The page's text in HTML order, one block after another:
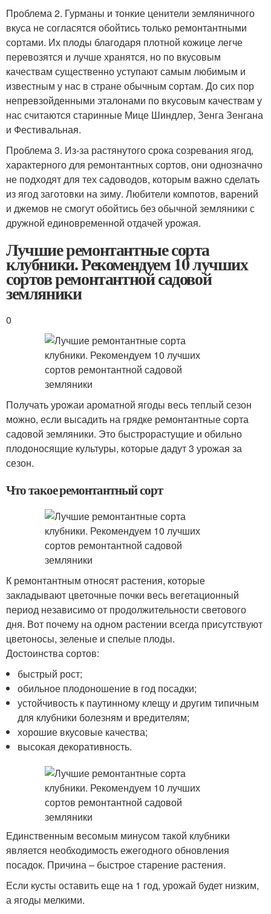
Проблема 2. Гурманы и тонкие ценители земляничного
вкуса не согласятся обойтись только ремонтантными
сортами. Их плоды благодаря плотной кожице легче
перевозятся и лучше хранятся, но по вкусовым
качествам существенно уступают самым любимым и
известным у нас в стране обычным сортам. До сих пор
непревзойденными эталонами по вкусовым качествам у
нас считаются старинные Мице Шиндлер, Зенга Зенгана
и Фестивальная.
Проблема 3. Из-за растянутого срока созревания ягод,
характерного для ремонтантных сортов, они однозначно
не подходят для тех садоводов, которым важно сделать
из ягод заготовки на зиму. Любители компотов, варений
и джемов не смогут обойтись без обычной земляники с
дружной единовременной отдачей урожая.
Лучшие ремонтантные сорта
клубники. Рекомендуем 10 лучших
сортов ремонтантной садовой
земляники
0
Получать урожаи ароматной ягоды весь теплый сезон
можно, если высадить на грядке ремонтантные сорта
садовой земляники. Это быстрорастущие и обильно
плодоносящие культуры, которые дадут 3 урожая за
сезон.
Что такое ремонтантный сорт
К ремонтантным относят растения, которые
закладывают цветочные почки весь вегетационный
период независимо от продолжительности светового
дня. Вот почему на одном растении всегда присутствуют
цветоносы, зеленые и спелые плоды.
Достоинства сортов:
быстрый рост;
обильное плодоношение в год посадки;
устойчивость к паутинному клещу и другим типичным
для клубники болезням и вредителям;
хорошие вкусовые качества;
высокая декоративность.
Единственным весомым минусом такой клубники
является необходимость ежегодного обновления
посадок. Причина – быстрое старение растения.
Если кусты оставить еще на 1 год, урожай будет низким,
а ягоды мелкими.